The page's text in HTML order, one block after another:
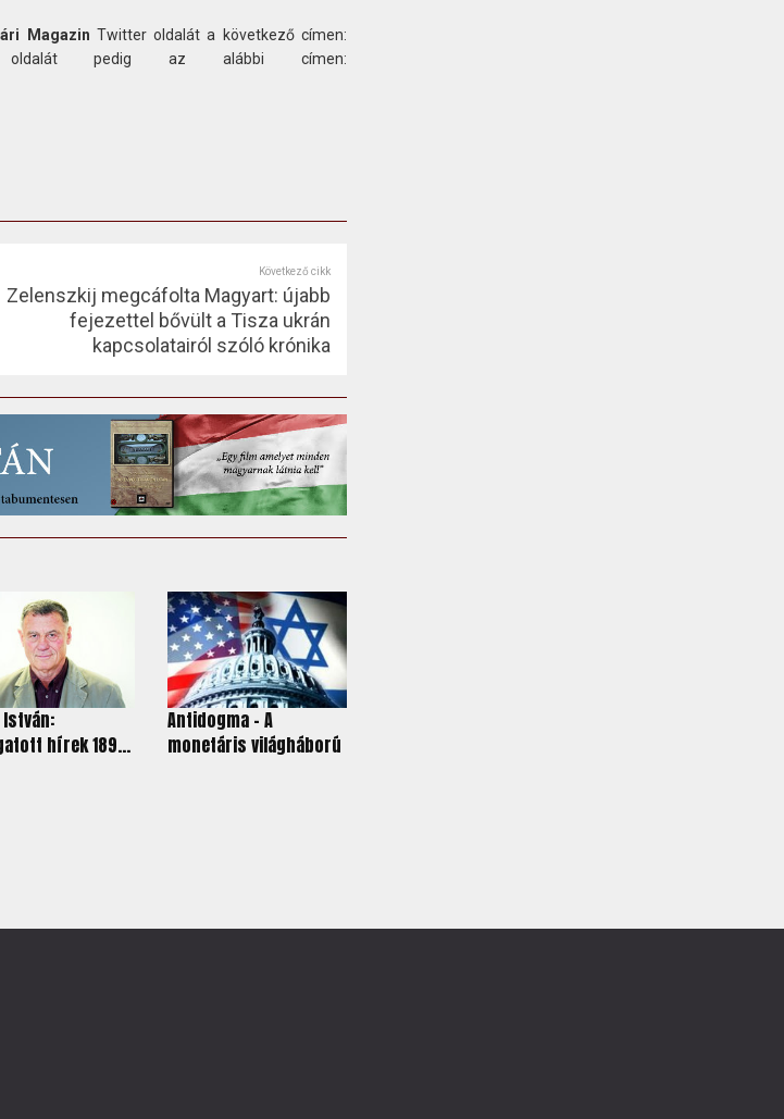
Magazin Twitter oldalát a következő címen:
pedig az alábbi címen:
Következő cikk
Zelenszkij megcáfolta Magyart: újabb
fejezettel bővült a Tisza ukrán
kapcsolatairól szóló krónika
hírek 189...
Antidogma - A
monetáris világháború